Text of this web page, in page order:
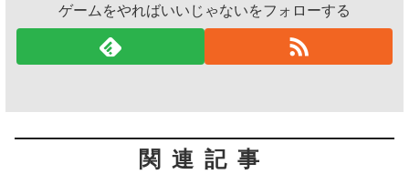
ゲームをやればいいじゃないをフォローする
関連記事